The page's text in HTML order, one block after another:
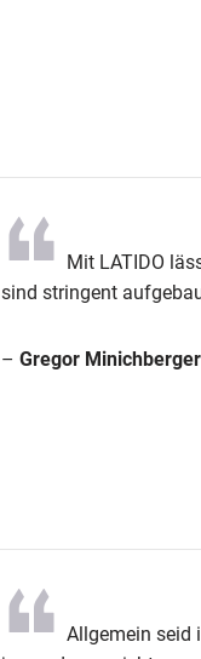
Mit LATIDO
sind stringent
– Gregor Minichberger
Allgemein seid